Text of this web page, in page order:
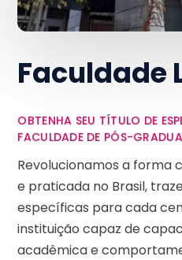
Faculdade
OBTENHA SEU TÍTULO DE
FACULDADE DE PÓS-
Revolucionamos a forma
e praticada no Brasil,
específicas para cada
instituição capaz de
acadêmica e